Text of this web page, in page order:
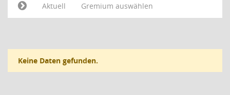
Aktuell
Gremium auswählen
Keine Daten gefunden.